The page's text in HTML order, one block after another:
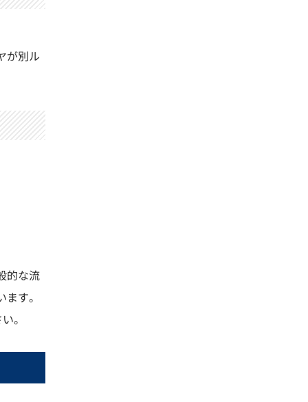
が別ル
的な流
す。
。